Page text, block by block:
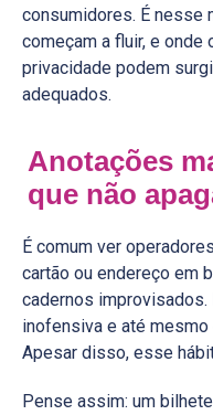
consumidores. É nesse
começam a fluir, e
privacidade podem
adequados.
Anotações
que não
É comum ver
cartão ou endereço em
cadernos improvisados.
inofensiva e até
Apesar disso, esse
Pense assim: um